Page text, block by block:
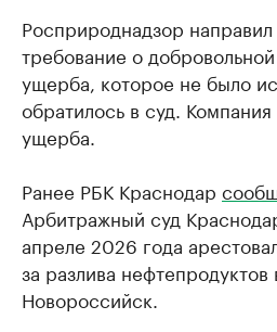
Росприроднадзор
требование о
ущерба, которое не было
обратилось в суд.
ущерба.
Ранее РБК Краснодар
Арбитражный суд
апреле 2026 года
за разлива нефтепродуктов
Новороссийск.